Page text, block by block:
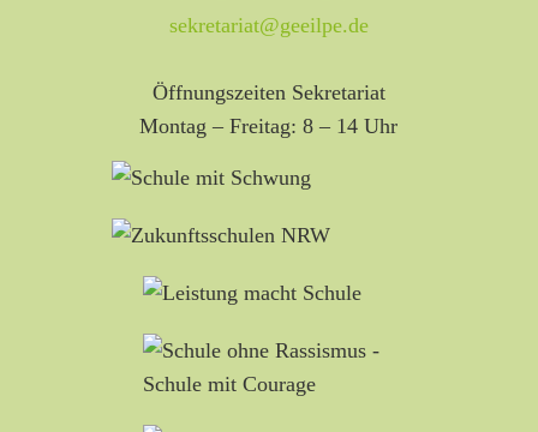
sekretariat@geeilpe.de
Öffnungszeiten Sekretariat
Montag – Freitag: 8 – 14 Uhr